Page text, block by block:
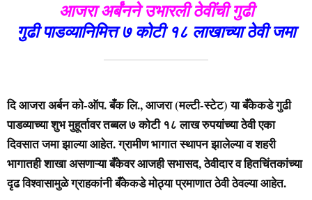
आजरा अर्बंनने उभारली ठेवींची गुढी
गुढी पाडव्यानिमित्त ७ कोटी १८ लाखाच्या ठेवी जमा
दि आजरा अर्बन को-ऑप. बँक लि., आजरा (मल्टी-स्टेट) या बँकेकडे गुढी
पाडव्याच्या शुभ मुहूर्तावर तब्बल ७ कोटी १८ लाख रुपयांच्या ठेवी एका
दिवसात जमा झाल्या आहेत. ग्रामीण भागात स्थापन झालेल्या व शहरी
भागातही शाखा असणाऱ्या बँकेवर आजही सभासद, ठेवीदार व हितचिंतकांच्या
दृढ विश्वासामुळे ग्राहकांनी बँकेकडे मोठ्या प्रमाणात ठेवी ठेवल्या आहेत.